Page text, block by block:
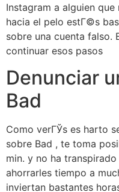
Instagram a alguien
hacia el pelo estГ©s
sobre una cuenta falso.
continuar esos pasos
Denunciar
Bad
Como verГЎs es harto
sobre Bad , te toma
min. y no ha
ahorrarles tiempo a
inviertan bastantes